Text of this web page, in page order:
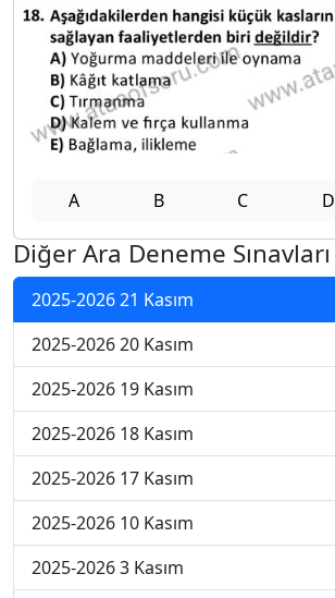
A B C D
Diğer Ara Deneme Sınavları
2025-2026 21 Kasım
2025-2026 20 Kasım
2025-2026 19 Kasım
2025-2026 18 Kasım
2025-2026 17 Kasım
2025-2026 10 Kasım
2025-2026 3 Kasım